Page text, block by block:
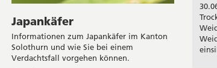
Japankäfer
Informationen zum Japankäfer im Kanton
Solothurn und wie Sie bei einem
Verdachtsfall vorgehen können.